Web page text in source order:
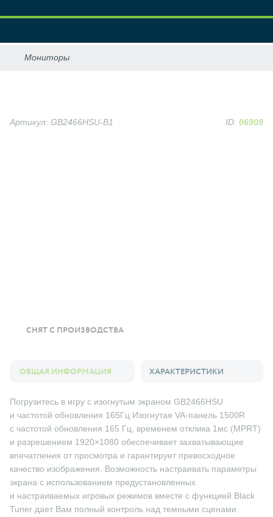
СНЯТ С ПРОИЗВОДСТВА
Артикул: GB2466HSU-B1 ID: 06909
ОБЩАЯ ИНФОРМАЦИЯ ХАРАКТЕРИСТИКИ
Погрузитесь в игру с изогнутым экраном GB2466HSU
и частотой обновления 165Гц Изогнутая VA-панель 1500R
с частотой обновления 165 Гц, временем отклика 1мс (MPRT)
и разрешением 1920×1080 обеспечивает захватывающие
впечатления от просмотра и гарантирует превосходное
качество изображения. Возможность настраивать параметры
экрана с использованием предустановленных
и настраиваемых игровых режимов вместе с функцией Black
Tuner дает Вам полный контроль над темными сценами